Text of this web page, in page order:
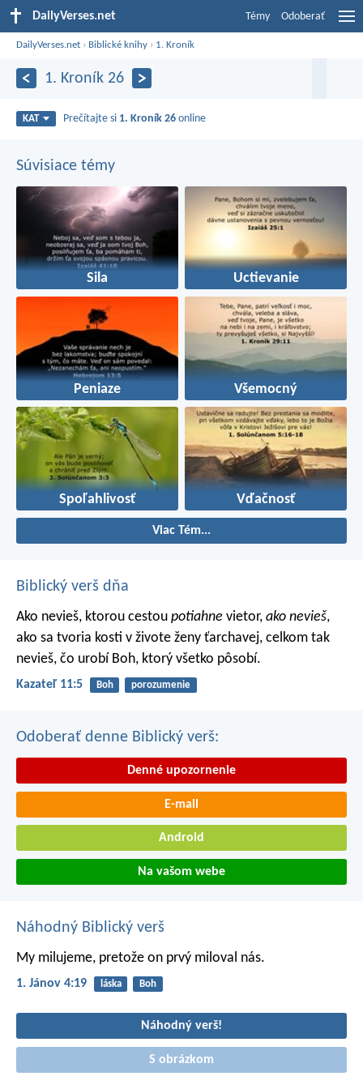
DailyVerses.net Témy Odoberať
DailyVerses.net › Biblické knihy › 1. Kroník
1. Kroník 26
KAT Prečítajte si 1. Kroník 26 online
Súvisiace témy
Sila Uctievanie
Peniaze Všemocný
Spoľahlivosť Vďačnosť
Viac Tém...
Biblický verš dňa
Ako nevieš, ktorou cestou potiahne vietor, ako nevieš,
ako sa tvoria kosti v živote ženy ťarchavej, celkom tak
nevieš, čo urobí Boh, ktorý všetko pôsobí.
Kazateľ 11:5 Boh porozumenie
Odoberať denne Biblický verš:
Denné upozornenie
E-mail
Android
Na vašom webe
Náhodný Biblický verš
My milujeme, pretože on prvý miloval nás.
1. Jánov 4:19 láska Boh
Náhodný verš!
S obrázkom